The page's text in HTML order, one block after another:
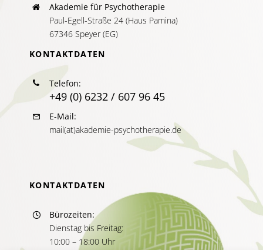
Akademie für Psychotherapie
Paul-Egell-Straße 24 (Haus Pamina)
67346 Speyer (EG)
KONTAKTDATEN
Telefon:
+49 (0) 6232 / 607 96 45
E-Mail:
mail(at)akademie-psychotherapie.de
KONTAKTDATEN
Bürozeiten:
Dienstag bis Freitag:
10:00 – 18:00 Uhr